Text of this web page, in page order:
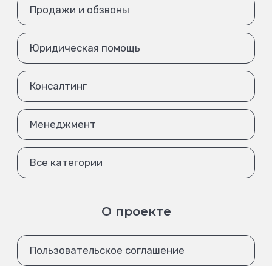
Продажи и обзвоны
Юридическая помощь
Консалтинг
Менеджмент
Все категории
О проекте
Пользовательское соглашение